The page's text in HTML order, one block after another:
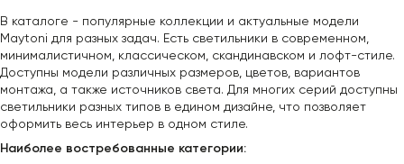
В каталоге - популярные коллекции и актуальные модели
Maytoni для разных задач. Есть светильники в современном,
минималистичном, классическом, скандинавском и лофт-стиле.
Доступны модели различных размеров, цветов, вариантов
монтажа, а также источников света. Для многих серий доступны
светильники разных типов в едином дизайне, что позволяет
оформить весь интерьер в одном стиле.
Наиболее востребованные категории: